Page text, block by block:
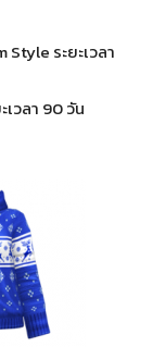
ระยะเวลา
วลา 90 วัน